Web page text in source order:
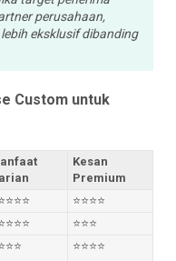
perusahaan,
eksklusif dibanding
Custom untuk
Kesan
Premium
⭐⭐⭐⭐
⭐⭐⭐
⭐⭐⭐⭐